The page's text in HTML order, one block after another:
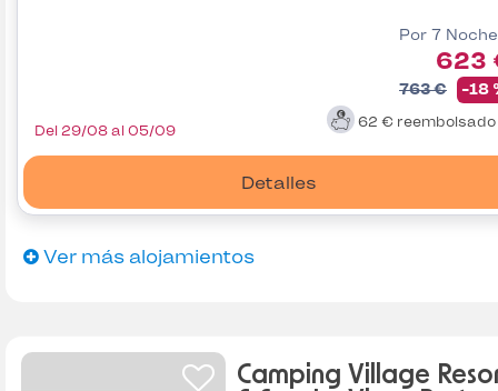
Por 7
623
763 € -18
62 € reembolsado
Detalles
Del 29/08 al 05/09
Ver más alojamientos
Camping Village